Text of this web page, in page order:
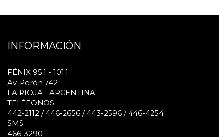
INFORMACIÓN
FÉNIX 95.1 - 101.1
Av. Perón 742
LA RIOJA - ARGENTINA
TELÉFONOS
442-2112 / 446-2656 / 443-2596 / 446-4254
SMS
466-3290